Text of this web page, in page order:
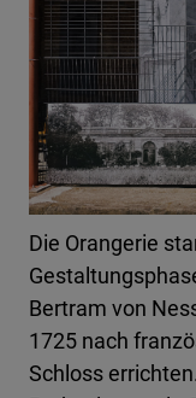
Die Orangerie
Bertram von
1725 nach
Schloss